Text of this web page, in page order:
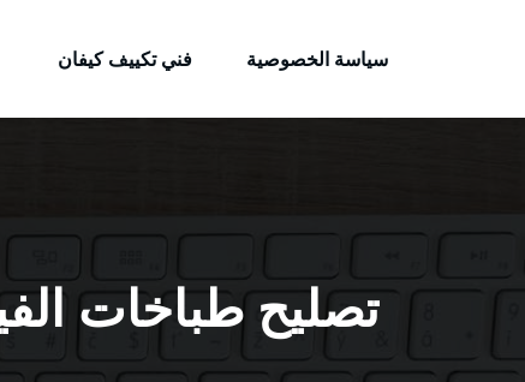
سياسة الخصوصية
فني تكييف كيفان